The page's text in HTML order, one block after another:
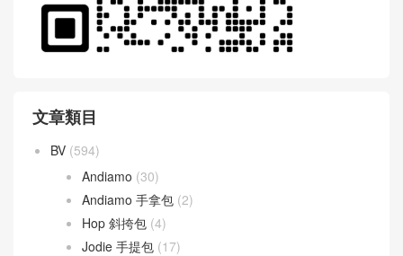
文章類目
BV (594)
Andiamo (30)
Andiamo 手拿包 (2)
Hop 斜挎包 (4)
Jodie 手提包 (17)